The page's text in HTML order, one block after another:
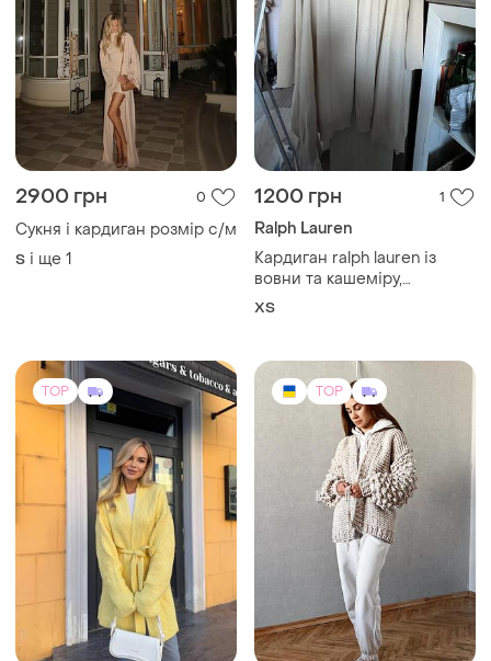
2900 грн 0
Сукня і кардиган розмір с/м
S і ще 1
1200 грн 1
Ralph Lauren
Кардиган ralph lauren із
вовни та кашеміру,
бежевий. xs
ХS
TOP TOP